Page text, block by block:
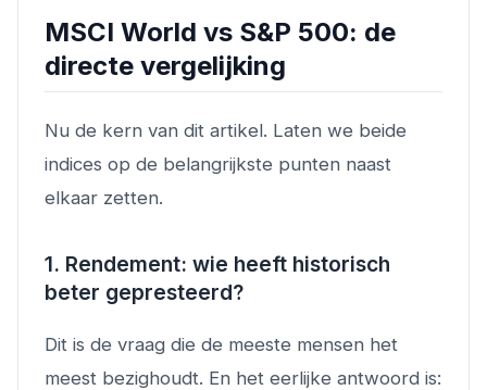
MSCI World vs S&P 500: de
directe vergelijking
Nu de kern van dit artikel. Laten we beide
indices op de belangrijkste punten naast
elkaar zetten.
1. Rendement: wie heeft historisch
beter gepresteerd?
Dit is de vraag die de meeste mensen het
meest bezighoudt. En het eerlijke antwoord is: